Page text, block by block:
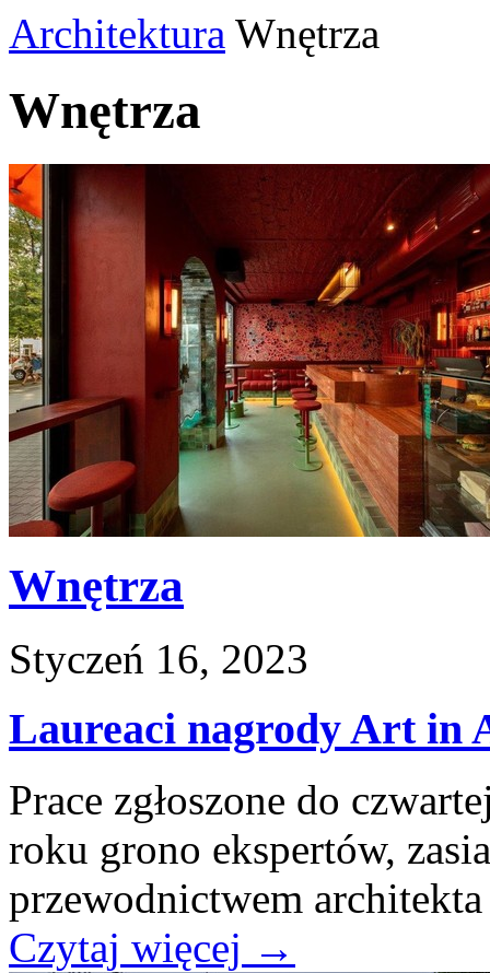
Architektura Wnętrza
Wnętrza
Wnętrza
Styczeń 16, 2023
Laureaci nagrody Art in
Prace zgłoszone do
roku grono ekspertów,
przewodnictwem
Czytaj więcej →